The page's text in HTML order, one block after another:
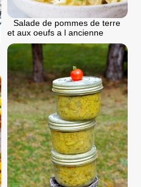
Salade de pommes de terre
et aux oeufs a l ancienne